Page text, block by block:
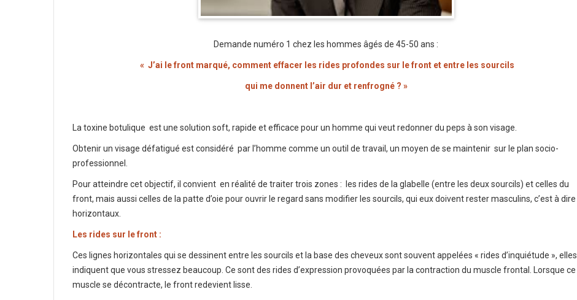
Demande numéro 1 chez les hommes âgés de 45-50 ans :
« J’ai le front marqué, comment effacer les rides profondes sur le front et entre les sourcils
qui me donnent l’air dur et renfrogné ? »
La toxine botulique est une solution soft, rapide et efficace pour un homme qui veut redonner du peps à son visage.
Obtenir un visage défatigué est considéré par l’homme comme un outil de travail, un moyen de se maintenir sur le plan socio-
professionnel.
Pour atteindre cet objectif, il convient en réalité de traiter trois zones : les rides de la glabelle (entre les deux sourcils) et celles du
front, mais aussi celles de la patte d’oie pour ouvrir le regard sans modifier les sourcils, qui eux doivent rester masculins, c’est à dire
horizontaux.
Les rides sur le front :
Ces lignes horizontales qui se dessinent entre les sourcils et la base des cheveux sont souvent appelées « rides d’inquiétude », elles
indiquent que vous stressez beaucoup. Ce sont des rides d’expression provoquées par la contraction du muscle frontal. Lorsque ce
muscle se décontracte, le front redevient lisse.